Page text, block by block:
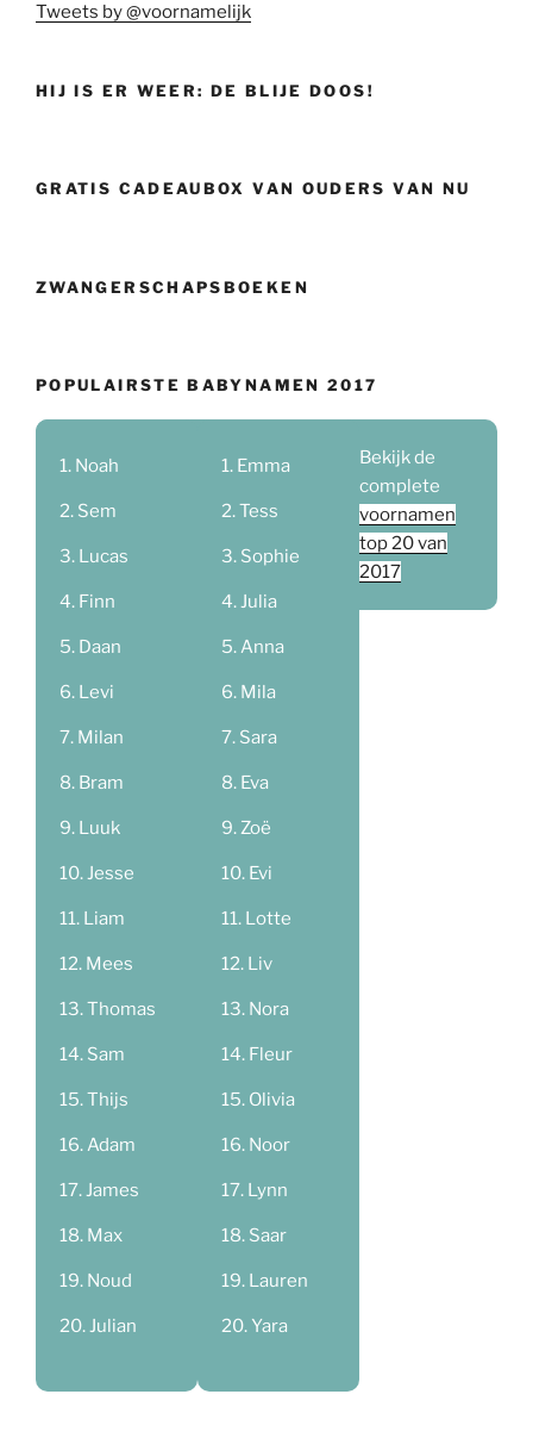
Tweets by @voornamelijk
HIJ IS ER WEER: DE BLIJE DOOS!
GRATIS CADEAUBOX VAN OUDERS VAN NU
ZWANGERSCHAPSBOEKEN
POPULAIRSTE BABYNAMEN 2017
Noah
Sem
Lucas
Finn
Daan
Levi
Milan
Bram
Luuk
Jesse
Liam
Mees
Thomas
Sam
Thijs
Adam
James
Max
Noud
Julian
Emma
Tess
Sophie
Julia
Anna
Mila
Sara
Eva
Zoë
Evi
Lotte
Liv
Nora
Fleur
Olivia
Noor
Lynn
Saar
Lauren
Yara
Bekijk de
complete
voornamen
top 20 van
2017